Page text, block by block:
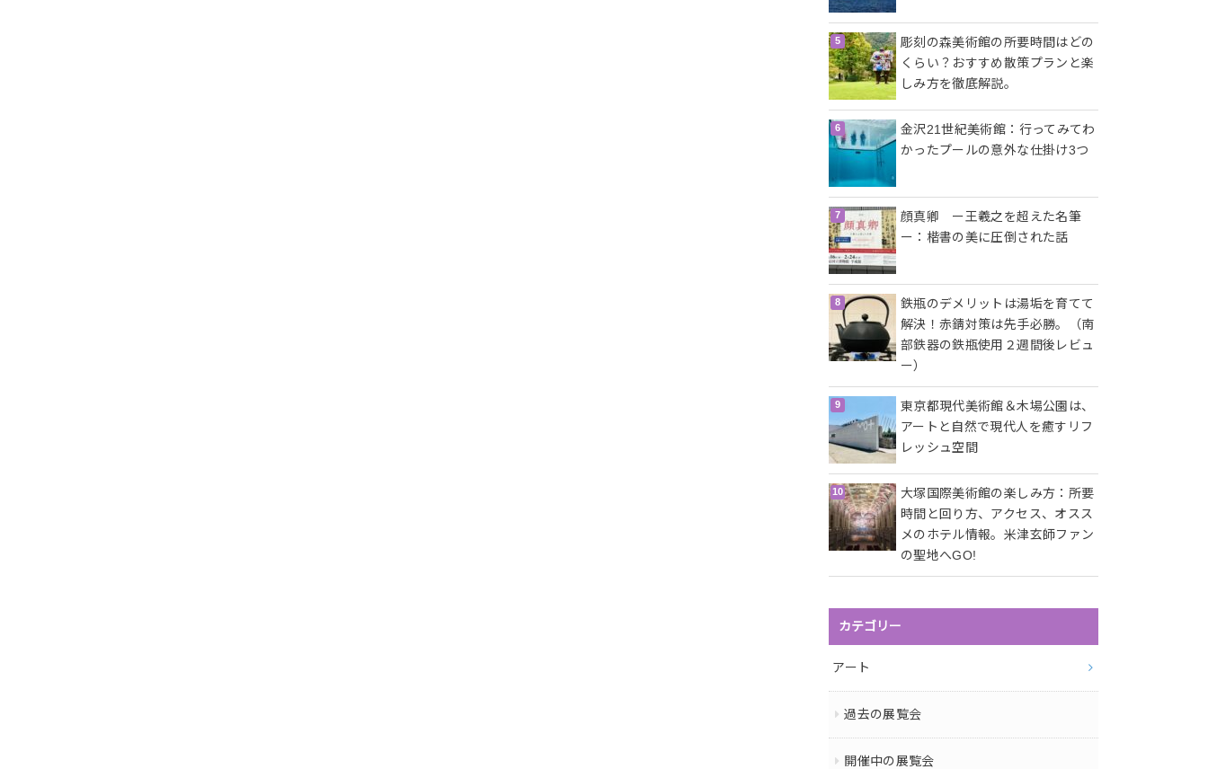
彫刻の森美術館の所要時間はどの
くらい？おすすめ散策プランと楽
しみ方を徹底解説。
金沢21世紀美術館：行ってみてわ
かったプールの意外な仕掛け3つ
顔真卿 ー王羲之を超えた名筆
ー：楷書の美に圧倒された話
鉄瓶のデメリットは湯垢を育てて
解決！赤錆対策は先手必勝。（南
部鉄器の鉄瓶使用２週間後レビュ
ー）
東京都現代美術館＆木場公園は、
アートと自然で現代人を癒すリフ
レッシュ空間
大塚国際美術館の楽しみ方：所要
時間と回り方、アクセス、オスス
メのホテル情報。米津玄師ファン
の聖地へGO!
カテゴリー
アート
過去の展覧会
開催中の展覧会